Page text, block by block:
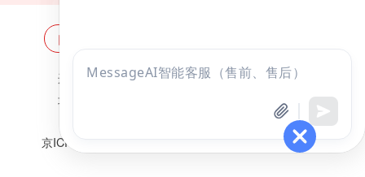
网站地图
违法和不良信息举报邮箱：zzjy-fw@yikao88.com
北京市西城区宣武门东河沿街69号正弘大厦208室
北京昭天下教育科技有限公司 版权所有
京ICP备18051095号-1
京公网安备 11010202009207号
点击
全部考试 免费试听